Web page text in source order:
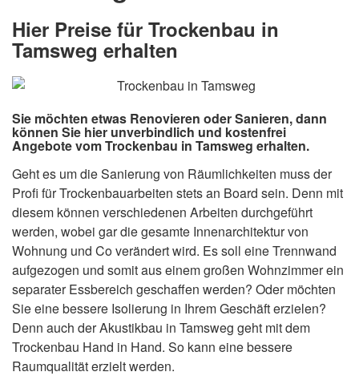
Hier Preise für Trockenbau in
Tamsweg erhalten
Sie möchten etwas Renovieren oder Sanieren, dann
können Sie hier unverbindlich und kostenfrei
Angebote vom Trockenbau in Tamsweg erhalten.
Geht es um die Sanierung von Räumlichkeiten muss der
Profi für Trockenbauarbeiten stets an Board sein. Denn mit
diesem können verschiedenen Arbeiten durchgeführt
werden, wobei gar die gesamte Innenarchitektur von
Wohnung und Co verändert wird. Es soll eine Trennwand
aufgezogen und somit aus einem großen Wohnzimmer ein
separater Essbereich geschaffen werden? Oder möchten
Sie eine bessere Isolierung in Ihrem Geschäft erzielen?
Denn auch der Akustikbau in Tamsweg geht mit dem
Trockenbau Hand in Hand. So kann eine bessere
Raumqualität erzielt werden.